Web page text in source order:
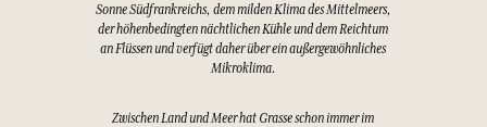
Sonne Südfrankreichs, dem milden Klima des Mittelmeers,
der höhenbedingten nächtlichen Kühle und dem Reichtum
an Flüssen und verfügt daher über ein außergewöhnliches
Mikroklima.
Zwischen Land und Meer hat Grasse schon immer im